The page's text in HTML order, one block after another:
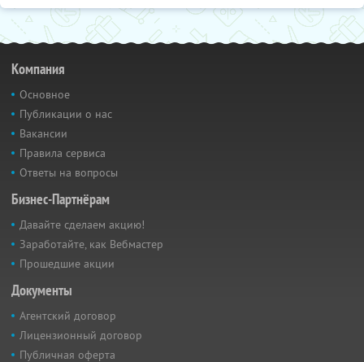
Компания
Основное
Публикации о нас
Вакансии
Правила сервиса
Ответы на вопросы
Бизнес-Партнёрам
Давайте сделаем акцию!
Заработайте, как Вебмастер
Прошедшие акции
Документы
Агентский договор
Лицензионный договор
Публичная оферта